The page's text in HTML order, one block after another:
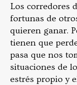
Los corredores
fortunas de
quieren ganar.
tienen que
pasa que nos
situaciones de
estrés propio y